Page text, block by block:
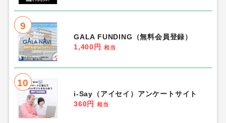
9
GALA FUNDING（無料会員登録）
1,400円
相当
10
i-Say（アイセイ）アンケートサイト
360円
相当